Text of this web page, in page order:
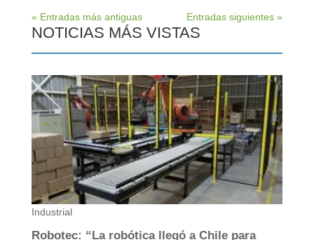
« Entradas más antiguas Entradas siguientes »
NOTICIAS MÁS VISTAS